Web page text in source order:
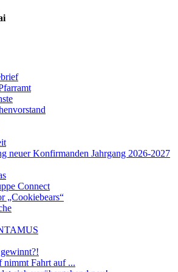
neuer Konfirmanden Jahrgang 2026-2027
Connect
„Cookiebears“
nimmt Fahrt auf ...